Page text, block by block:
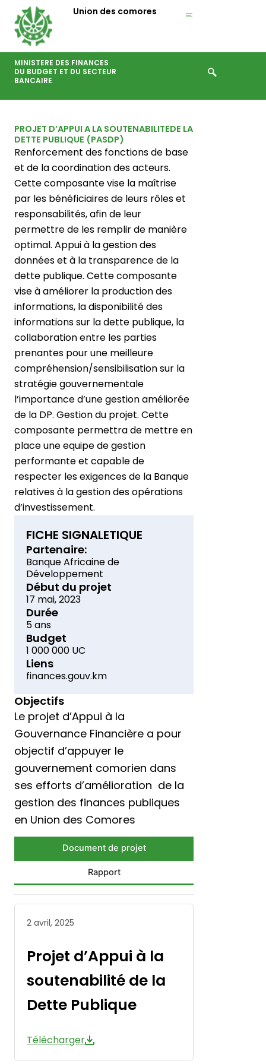
contenu
Union des comores
MINISTERE DES FINANCES
DU BUDGET ET DU SECTEUR
BANCAIRE
PROJET D’APPUI A LA SOUTENABILITEDE LA
DETTE PUBLIQUE (PASDP)
Renforcement des fonctions de base
et de la coordination des acteurs.
Cette composante vise la maîtrise
par les bénéficiaires de leurs rôles et
responsabilités, afin de leur
permettre de les remplir de manière
optimal. Appui à la gestion des
données et à la transparence de la
dette publique. Cette composante
vise à améliorer la production des
informations, la disponibilité des
informations sur la dette publique, la
collaboration entre les parties
prenantes pour une meilleure
compréhension/sensibilisation sur la
stratégie gouvernementale
l’importance d’une gestion améliorée
de la DP. Gestion du projet. Cette
composante permettra de mettre en
place une equipe de gestion
performante et capable de
respecter les exigences de la Banque
relatives à la gestion des opérations
d’investissement.
FICHE SIGNALETIQUE
Partenaire:
Banque Africaine de
Développement
Début du projet
17 mai, 2023
Durée
5 ans
Budget
1 000 000 UC
Liens
finances.gouv.km
Objectifs
Le projet d’Appui à la
Gouvernance Financière a pour
objectif d’appuyer le
gouvernement comorien dans
ses efforts d’amélioration de la
gestion des finances publiques
en Union des Comores
Document de projet
Rapport
2 avril, 2025
Projet d’Appui à la
soutenabilité de la
Dette Publique
Télécharger